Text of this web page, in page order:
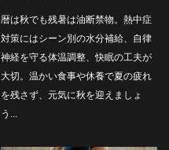
暦は秋でも残暑は油断禁物。熱中症
対策にはシーン別の水分補給、自律
神経を守る体温調整、快眠の工夫が
大切。温かい食事や休養で夏の疲れ
を残さず、元気に秋を迎えましょ
う...